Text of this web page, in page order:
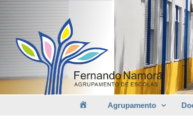
Agrupamento